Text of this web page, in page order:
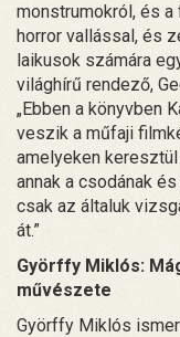
monstrumokról, és
horror vallással, és
laikusok számára
világhírű rendező,
„Ebben a könyvben
veszik a műfaji
amelyeken
annak a csodának
csak az általuk
át.”
Györffy Miklós:
művészete
Györffy Miklós